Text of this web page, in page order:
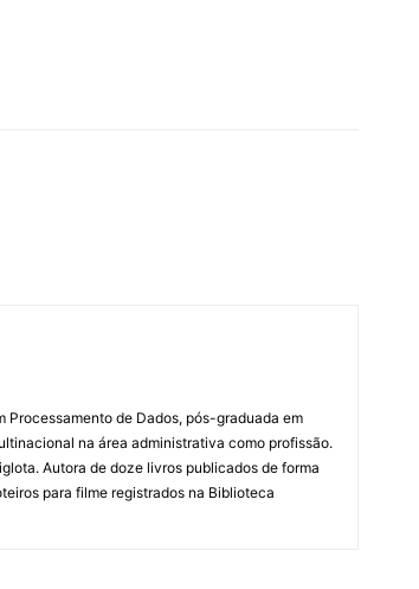
Processamento de Dados, pós-graduada em
na área administrativa como profissão.
Autora de doze livros publicados de forma
para filme registrados na Biblioteca